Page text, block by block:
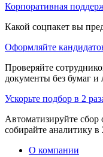
Корпоративная
Какой соцпакет вы
Оформляйте
Проверяйте
документы без бумаг и
Ускорьте подбор в 2
Автоматизируйте сбор
собирайте аналитику в
О компании